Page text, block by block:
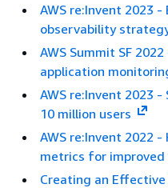
AWS re:Invent 2023
observability
AWS Summit SF
application
AWS re:Invent 2023
10 million users
AWS re:Invent 2022
metrics for
Creating an